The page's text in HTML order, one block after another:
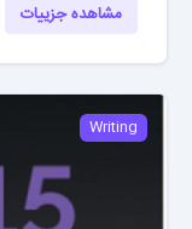
مشاهده جزییات
Writing